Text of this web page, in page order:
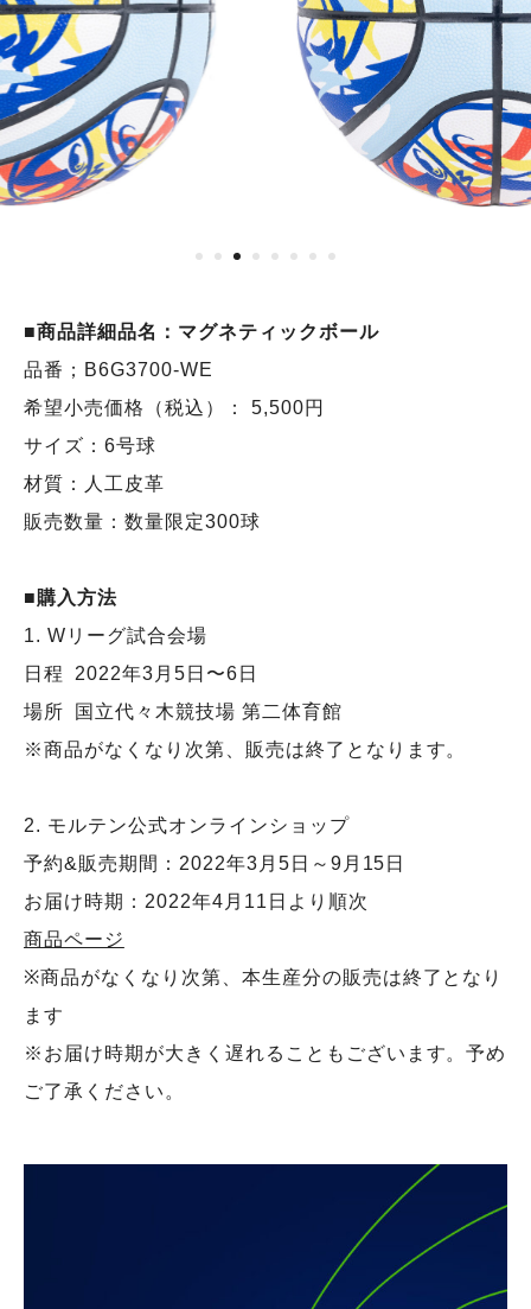
■商品詳細品名：マグネティックボール
品番；B6G3700-WE
希望小売価格（税込）： 5,500円
サイズ：6号球
材質：人工皮革
販売数量：数量限定300球
■購入方法
1. Wリーグ試合会場
日程 2022年3月5日〜6日
場所 国立代々木競技場 第二体育館
※商品がなくなり次第、販売は終了となります。
2. モルテン公式オンラインショップ
予約&販売期間：2022年3月5日～9月15日
お届け時期：2022年4月11日より順次
商品ページ
※商品がなくなり次第、本生産分の販売は終了となり
ます
※お届け時期が大きく遅れることもございます。予め
ご了承ください。